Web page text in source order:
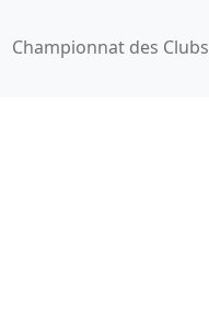
Championnat des Clubs